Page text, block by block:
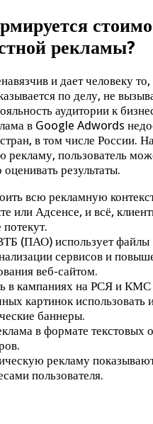
рекламы?
и дает человеку
по делу, не
аудитории к
в Google Adwords
в том числе России.
рекламу, пользователь
результаты.
всю рекламную
или Адсенсе, и всё,
потекут.
(ПАО) использует файлы
сервисов и
веб-сайтом.
в кампаниях на РСЯ и
картинок
баннеры.
в формате текстовых
рекламу
пользователя.